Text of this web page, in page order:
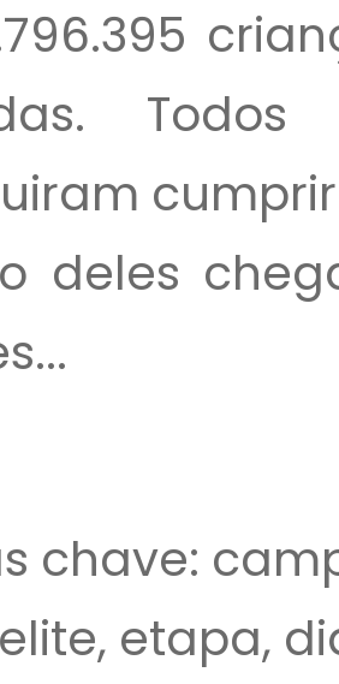
deles
chave:
etapa,